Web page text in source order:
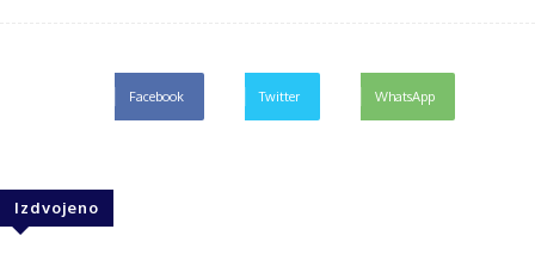
Facebook Twitter WhatsApp
Izdvojeno